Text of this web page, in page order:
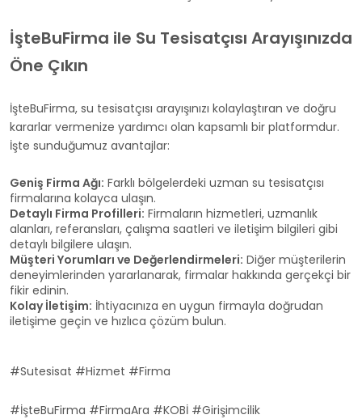
İşteBuFirma ile Su Tesisatçısı Arayışınızda
Öne Çıkın
İşteBuFirma, su tesisatçısı arayışınızı kolaylaştıran ve doğru
kararlar vermenize yardımcı olan kapsamlı bir platformdur.
İşte sunduğumuz avantajlar:
Geniş Firma Ağı: Farklı bölgelerdeki uzman su tesisatçısı
firmalarına kolayca ulaşın.
Detaylı Firma Profilleri: Firmaların hizmetleri, uzmanlık
alanları, referansları, çalışma saatleri ve iletişim bilgileri gibi
detaylı bilgilere ulaşın.
Müşteri Yorumları ve Değerlendirmeleri: Diğer müşterilerin
deneyimlerinden yararlanarak, firmalar hakkında gerçekçi bir
fikir edinin.
Kolay İletişim: İhtiyacınıza en uygun firmayla doğrudan
iletişime geçin ve hızlıca çözüm bulun.
#Sutesisat #Hizmet #Firma
#İşteBuFirma #FirmaAra #KOBİ #Girişimcilik